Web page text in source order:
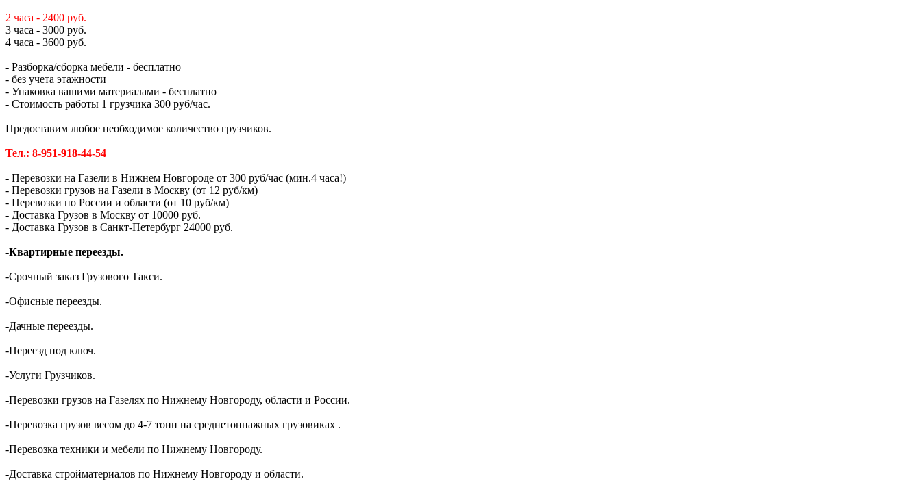
2 часа - 2400 руб.
3 часа - 3000 руб.
4 часа - 3600 руб.
- Разборка/сборка мебели - бесплатно
- без учета этажности
- Упаковка вашими материалами - бесплатно
- Стоимость работы 1 грузчика 300 руб/час.
Предоставим любое необходимое количество грузчиков.
Тел.: 8-951-918-44-54
- Перевозки на Газели в Нижнем Новгороде от 300 руб/час (мин.4 часа!)
- Перевозки грузов на Газели в Москву (от 12 руб/км)
- Перевозки по России и области (от 10 руб/км)
- Доставка Грузов в Москву от 10000 руб.
- Доставка Грузов в Санкт-Петербург 24000 руб.
-Квартирные переезды.
-Срочный заказ Грузового Такси.
-Офисные переезды.
-Дачные переезды.
-Переезд под ключ.
-Услуги Грузчиков.
-Перевозки грузов на Газелях по Нижнему Новгороду, области и России.
-Перевозка грузов весом до 4-7 тонн на среднетоннажных грузовиках .
-Перевозка техники и мебели по Нижнему Новгороду.
-Доставка стройматериалов по Нижнему Новгороду и области.